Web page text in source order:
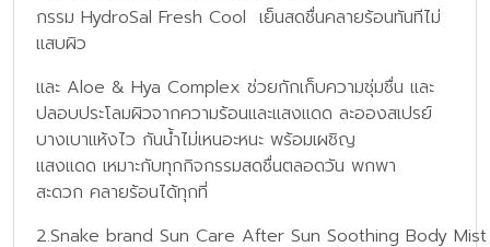
กรรม HydroSal Fresh Cool เย็นสดชื่นคลายร้อนทันทีไม่
แสบผิว
และ Aloe & Hya Complex ช่วยกักเก็บความชุ่มชื่น และ
ปลอบประโลมผิวจากความร้อนและแสงแดด ละอองสเปรย์
บางเบาแห้งไว กันน้ำไม่เหนอะหนะ พร้อมเผชิญ
แสงแดด เหมาะกับทุกกิจกรรมสดชื่นตลอดวัน พกพา
สะดวก คลายร้อนได้ทุกที่
2.Snake brand Sun Care After Sun Soothing Body